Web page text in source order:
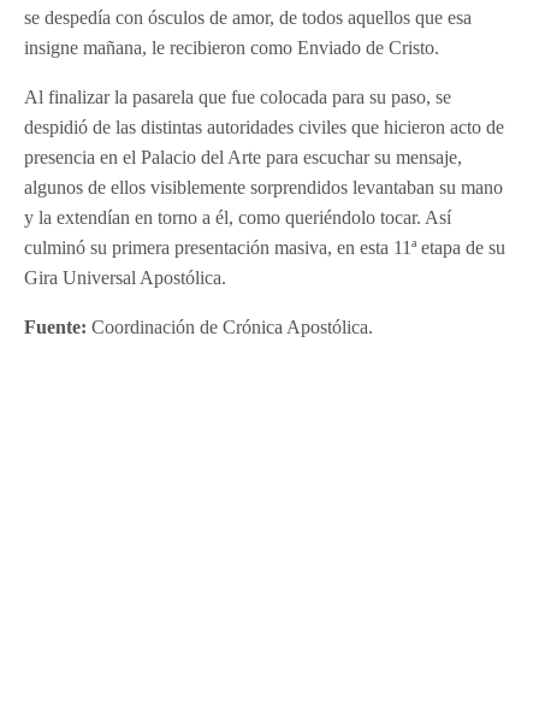
se despedía con ósculos de amor, de todos aquellos que esa
insigne mañana, le recibieron como Enviado de Cristo.
Al finalizar la pasarela que fue colocada para su paso, se
despidió de las distintas autoridades civiles que hicieron acto de
presencia en el Palacio del Arte para escuchar su mensaje,
algunos de ellos visiblemente sorprendidos levantaban su mano
y la extendían en torno a él, como queriéndolo tocar. Así
culminó su primera presentación masiva, en esta 11ª etapa de su
Gira Universal Apostólica.
Fuente:Coordinación de Crónica Apostólica.